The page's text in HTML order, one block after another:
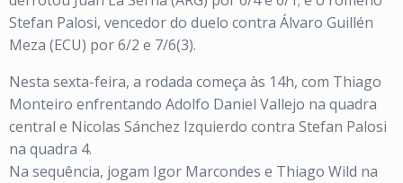
Stefan Palosi, vencedor do duelo contra Álvaro Guillén
Meza (ECU) por 6/2 e 7/6(3).
Nesta sexta-feira, a rodada começa às 14h, com Thiago
Monteiro enfrentando Adolfo Daniel Vallejo na quadra
central e Nicolas Sánchez Izquierdo contra Stefan Palosi
na quadra 4.
Na sequência, jogam Igor Marcondes e Thiago Wild na